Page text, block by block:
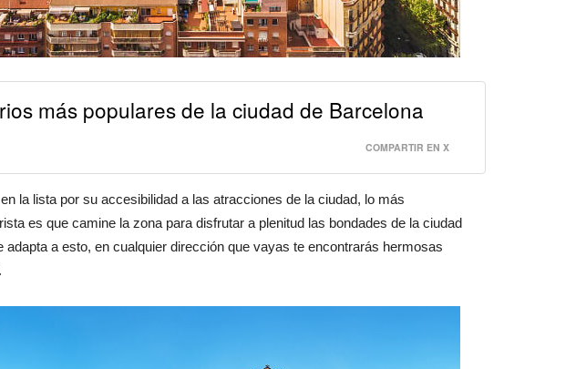
más populares de la ciudad de Barcelona
COMPARTIR EN X
la lista por su accesibilidad a las atracciones de la ciudad, lo más
es que camine la zona para disfrutar a plenitud las bondades de la ciudad
adapta a esto, en cualquier dirección que vayas te encontrarás hermosas